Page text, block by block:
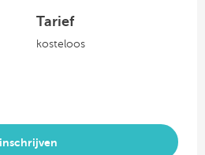
Tarief
kosteloos
inschrijven